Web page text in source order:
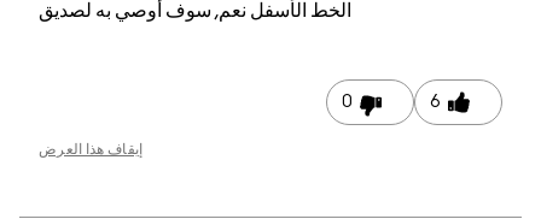
الخط الأسفلنعم, سوف أوصي به لصديق
6
0
إيقاف هذا العرض